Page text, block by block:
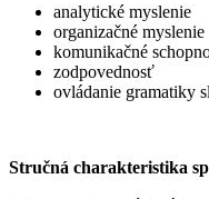
analytické myslenie
organizačné myslenie
komunikačné
zodpovednosť
ovládanie gramatiky
Stručná charakteristika